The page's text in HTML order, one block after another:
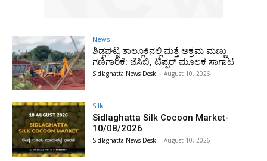
News
ಶಿಡ್ಲಘಟ್ಟ ತಾಲ್ಲೂಕಿನಲ್ಲಿ ಮತ್ತೆ ಅಕ್ರಮ ಮಣ್ಣು
ಗಣಿಗಾರಿಕೆ: ಜೆಸಿಬಿ, ಟಿಪ್ಪರ್ ಮೂಲಕ ಸಾಗಾಟ
Sidlaghatta News Desk - August 10, 2026
Silk
Sidlaghatta Silk Cocoon Market-
10/08/2026
Sidlaghatta News Desk - August 10, 2026